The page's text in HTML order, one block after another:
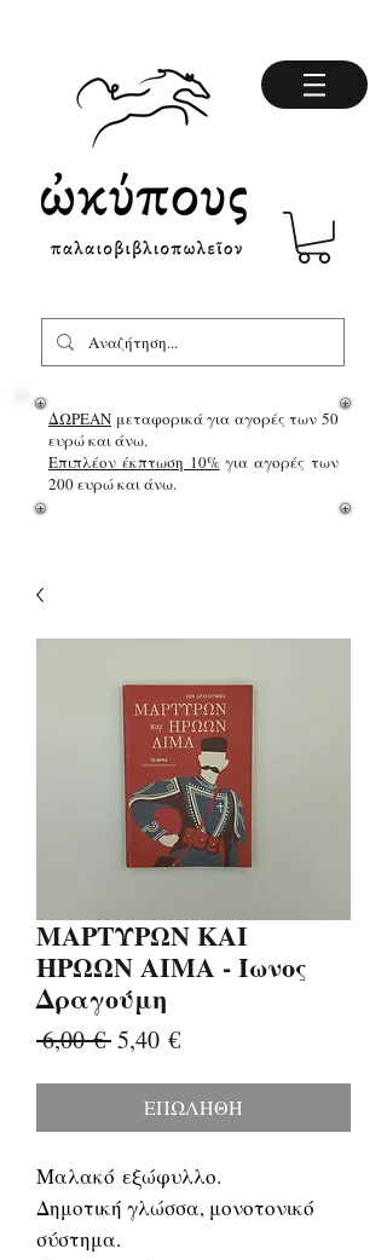
ΔΩΡΕΑΝ μεταφορικά για αγορές των 50
ευρώ και άνω.
Επιπλέον έκπτωση 10%για αγορές των
200 ευρώ και άνω.
ΜΑΡΤΥΡΩΝ ΚΑΙ
ΗΡΩΩΝ ΑΙΜΑ - Ίωνος
Δραγούμη
6,00 € Κανονική
5,40 €Τιμή
ΕΠΩΛΗΘΗ
Μαλακό εξώφυλλο.
Δημοτική γλώσσα, μονοτονικό
σύστημα.